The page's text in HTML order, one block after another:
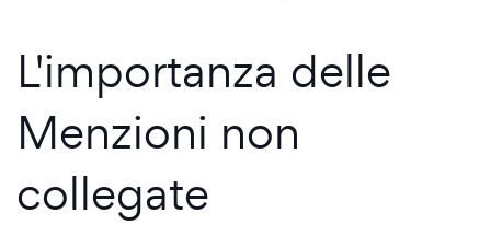
L'importanza delle
Menzioni non
collegate